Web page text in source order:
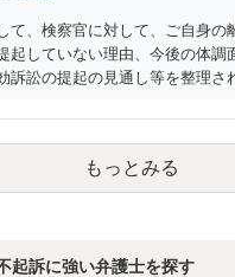
て、検察官に対して、ご自身の
起していない理由、今後の体調
訴訟の提起の見通し等を整理さ
の際、相談者さんの意向を示す
思われます。 より詳細につい
事務所での相談を検討ください
もっとみる
起訴に強い弁護士を探す